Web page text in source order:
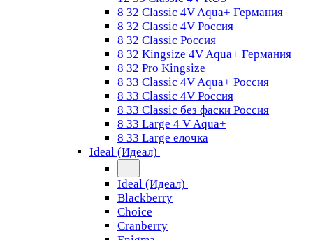
8 32 Classic 4V Aqua+ Германия
8 32 Classic 4V Россия
8 32 Classic Россия
8 32 Kingsize 4V Aqua+ Германия
8 32 Pro Kingsize
8 33 Classic 4V Aqua+ Россия
8 33 Classic 4V Россия
8 33 Classic без фаски Россия
8 33 Large 4 V Aqua+
8 33 Large елочка
Ideal (Идеал)
Ideal (Идеал)
Blackberry
Choice
Cranberry